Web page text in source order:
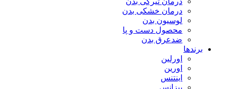
درمان خشکی بدن
لوسیون بدن
محصول دست و پا
ضدعرق بدن
برندها
اورلین
اورین
اینتنس